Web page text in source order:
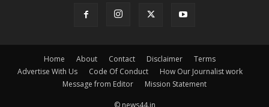
Home About Contact Disclaimer
Terms
Advertise With Us
Code Of Conduct
How Our Journalist work
Message from Editor
Mission Statement
© news44.in